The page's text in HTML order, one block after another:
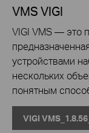
VMS VIGI
VIGI VMS — это
устройствами
нескольких
понятным
VIGI